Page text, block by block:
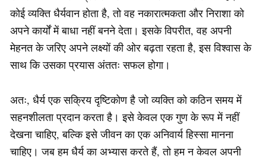
कोई व्यक्ति धैर्यवान होता है, तो वह नकारात्मकता और निराशा को
अपने कार्यों में बाधा नहीं बनने देता। इसके विपरीत, वह अपनी
मेहनत के जरिए अपने लक्ष्यों की ओर बढ़ता रहता है, इस विश्वास के
साथ कि उसका प्रयास अंततः सफल होगा।
अतः, धैर्य एक सक्रिय दृष्टिकोण है जो व्यक्ति को कठिन समय में
सहनशीलता प्रदान करता है। इसे केवल एक गुण के रूप में नहीं
देखना चाहिए, बल्कि इसे जीवन का एक अनिवार्य हिस्सा मानना
चाहिए। जब हम धैर्य का अभ्यास करते हैं, तो हम न केवल अपनी